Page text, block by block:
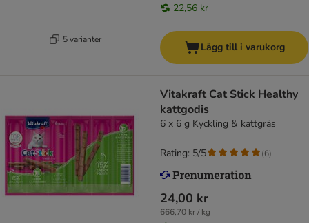
5 varianter
22,56 kr
Lägg till i varukorg
Vitakraft Cat Stick Healthy
kattgodis
6 x 6 g Kyckling & kattgräs
24,00 kr
666,70 kr / kg
Rating: 5/5 (6)